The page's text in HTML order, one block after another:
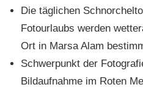
Die täglichen
Fotourlaubs werden
Ort in Marsa Alam
Schwerpunkt der
Bildaufnahme im Roten